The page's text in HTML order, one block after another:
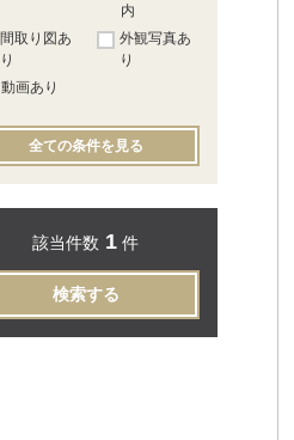
内
間取り図あ
り
外観写真あ
り
動画あり
全ての条件を見る
該当件数 1 件
検索する